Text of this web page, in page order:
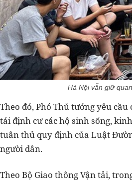
Hà Nội vẫn giữ
Theo đó, Phó Thủ tướng yêu
tái định cư các hộ sinh sống,
tuân thủ quy định của Luật
người dân.
Theo Bộ Giao thông Vận tải,